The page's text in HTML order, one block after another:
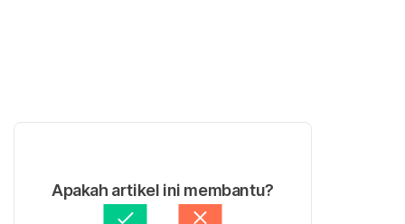
Apakah artikel ini membantu?